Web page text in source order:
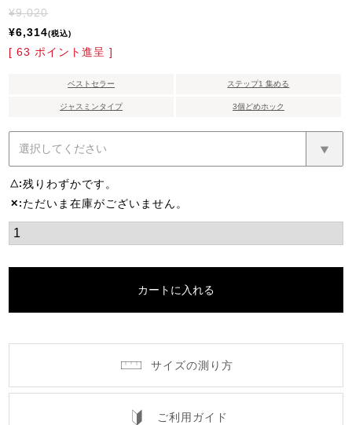
¥9,020
¥6,314 税込
[ 63 ポイント進呈 ]
ベストセラー ステップ1 集める
ジャスミンタイプ 3個どめホック
△ 残りわずかです。
✕ ただいま在庫がございません。
カートに入れる
サイズの測り方
ご利用ガイド